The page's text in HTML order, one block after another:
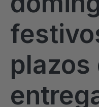
plazos